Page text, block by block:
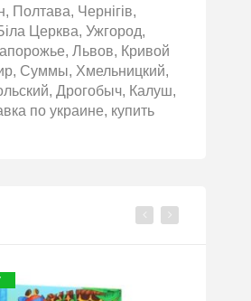
Полтава, Чернігів,
Церква, Ужгород,
Львов, Кривой
Суммы, Хмельницкий,
Дрогобыч, Калуш,
по украине, купить